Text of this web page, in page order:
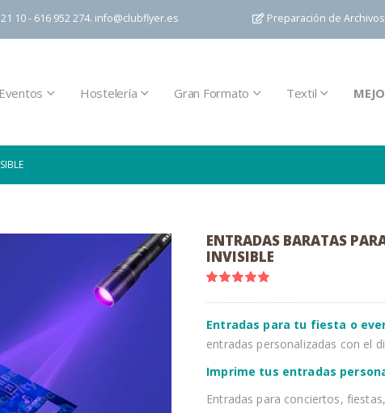
10 - 616 952 274. info@clubflyer.es Preparación de Archivos
Eventos Hostelería Gran Formato Textil
ENTRADAS BARATAS
INVISIBLE
Valoración:
Entradas para tu fiesta o
entradas personalizadas con el
Imprime tus entradas
Entradas para conciertos,